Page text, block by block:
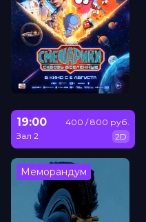
19:00
Зал 2
400 / 800 руб.
2D
Меморандум